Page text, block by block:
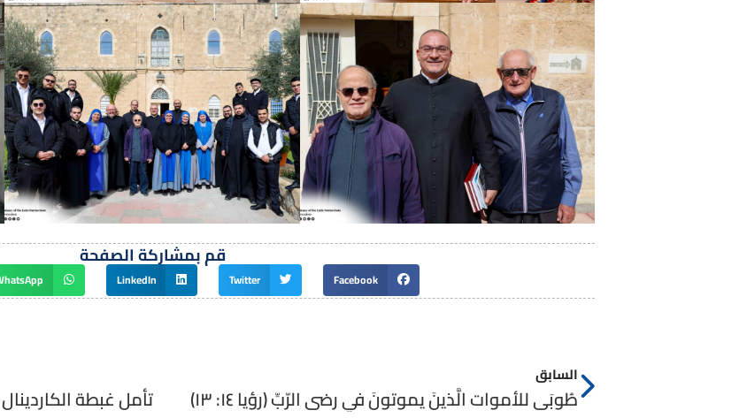
قم بمشاركة الصفحة
Facebook
Twitter
LinkedIn
السابق
طُوبَى للأموات الَّذينَ يموتونَ في رضى الرّبِّ (رؤيا ١٤: ١٣)